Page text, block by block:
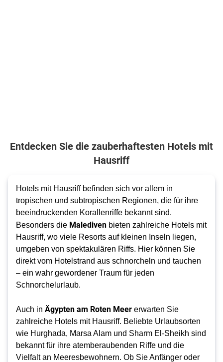
Entdecken Sie die zauberhaftesten Hotels mit
Hausriff
Hotels mit Hausriff befinden sich vor allem in
tropischen und subtropischen Regionen, die für ihre
beeindruckenden Korallenriffe bekannt sind.
Besonders die Malediven bieten zahlreiche Hotels mit
Hausriff, wo viele Resorts auf kleinen Inseln liegen,
umgeben von spektakulären Riffs. Hier können Sie
direkt vom Hotelstrand aus schnorcheln und tauchen
– ein wahr gewordener Traum für jeden
Schnorchelurlaub.
Auch in Ägypten am Roten Meer erwarten Sie
zahlreiche Hotels mit Hausriff. Beliebte Urlaubsorten
wie Hurghada, Marsa Alam und Sharm El-Sheikh sind
bekannt für ihre atemberaubenden Riffe und die
Vielfalt an Meeresbewohnern. Ob Sie Anfänger oder